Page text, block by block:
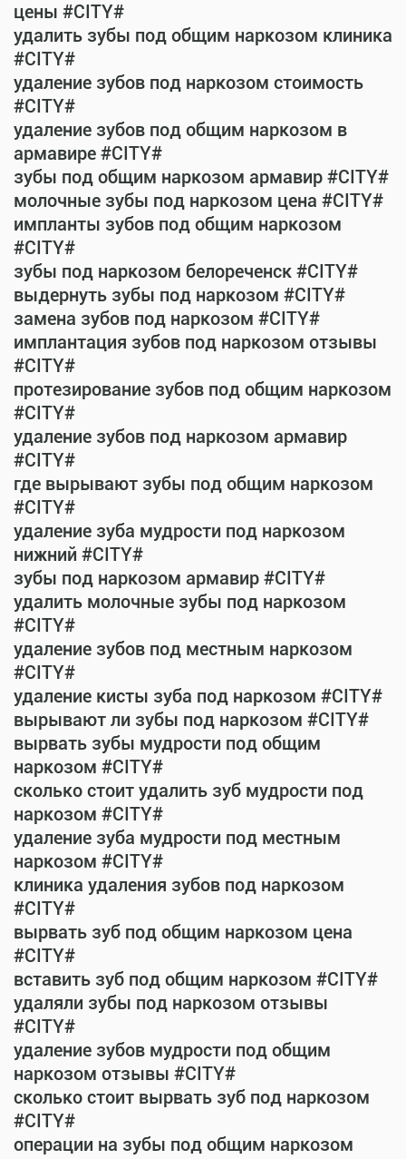
цены #CITY#
удалить зубы под общим наркозом клиника
#CITY#
удаление зубов под наркозом стоимость
#CITY#
удаление зубов под общим наркозом в
армавире #CITY#
зубы под общим наркозом армавир #CITY#
молочные зубы под наркозом цена #CITY#
импланты зубов под общим наркозом
#CITY#
зубы под наркозом белореченск #CITY#
выдернуть зубы под наркозом #CITY#
замена зубов под наркозом #CITY#
имплантация зубов под наркозом отзывы
#CITY#
протезирование зубов под общим наркозом
#CITY#
удаление зубов под наркозом армавир
#CITY#
где вырывают зубы под общим наркозом
#CITY#
удаление зуба мудрости под наркозом
нижний #CITY#
зубы под наркозом армавир #CITY#
удалить молочные зубы под наркозом
#CITY#
удаление зубов под местным наркозом
#CITY#
удаление кисты зуба под наркозом #CITY#
вырывают ли зубы под наркозом #CITY#
вырвать зубы мудрости под общим
наркозом #CITY#
сколько стоит удалить зуб мудрости под
наркозом #CITY#
удаление зуба мудрости под местным
наркозом #CITY#
клиника удаления зубов под наркозом
#CITY#
вырвать зуб под общим наркозом цена
#CITY#
вставить зуб под общим наркозом #CITY#
удаляли зубы под наркозом отзывы
#CITY#
удаление зубов мудрости под общим
наркозом отзывы #CITY#
сколько стоит вырвать зуб под наркозом
#CITY#
операции на зубы под общим наркозом